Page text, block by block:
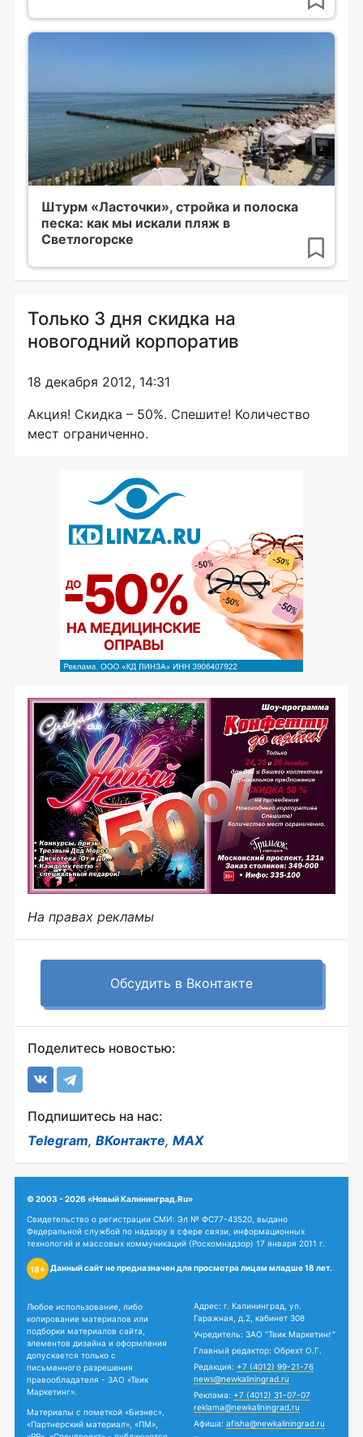
Штурм «Ласточки», стройка и полоска
песка: как мы искали пляж в
Светлогорске
Только 3 дня скидка на
новогодний корпоратив
18 декабря 2012, 14:31
Акция! Скидка – 50%. Спешите! Количество
мест ограниченно.
На правах рекламы
Обсудить в Вконтакте
Поделитесь новостью:
Подпишитесь на нас:
Telegram, ВКонтакте, MAX
© 2003 - 2026 «Новый Калининград.Ru»
Свидетельство о регистрации СМИ: Эл № ФС77-43520, выдано
Федеральной службой по надзору в сфере связи, информационных
технологий и массовых коммуникаций (Роскомнадзор) 17 января 2011 г.
18+ Данный сайт не предназначен для просмотра лицам младше 18 лет.
Любое использование, либо
копирование материалов или
подборки материалов сайта,
элементов дизайна и оформления
допускается только с
письменного разрешения
правообладателя - ЗАО «Твик
Маркетинг».
Материалы с пометкой «Бизнес»,
«Партнерский материал», «ПМ»,
Адрес: г. Калининград, ул.
Гаражная, д.2, кабинет 308
Учредитель: ЗАО "Твик Маркетинг"
Главный редактор: Обрехт О.Г.
Редакция: +7 (4012) 99-21-76
news@newkaliningrad.ru
Реклама: +7 (4012) 31-07-07
reklama@newkaliningrad.ru
Афиша: afisha@newkaliningrad.ru